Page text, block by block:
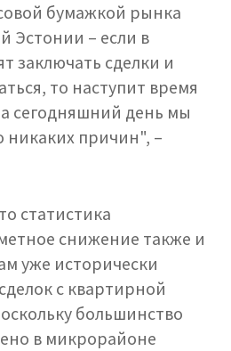
бумажкой рынка
Эстонии – если в
заключать сделки и
то наступит время
сегодняшний день мы
никаких причин", –
статистика
снижение также и
уже исторически
с квартирной
большинство
в микрорайоне